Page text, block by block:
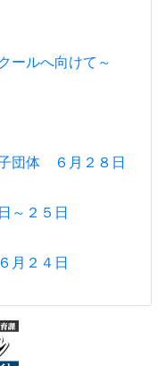
ールへ向けて～
団体 ６月２８日
～２５日
月２４日